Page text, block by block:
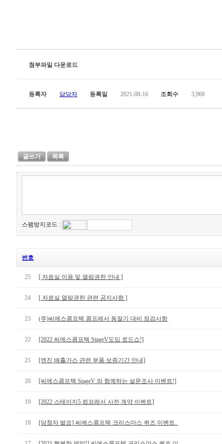
첨부파일 다운로드
등록자 담당자 등록일 2021-08-16 조회수 3,968
글쓰기 목록
스팸방지코드 :
번호
25 [ 자료실 이용 및 열람권한 안내 ]
24 [ 자료실 열람권한 관련 공지사항 ]
23 (주)씨에스콤프텍 콤프레서 동절기 대비 점검사항
22 [2022 씨에스콤프텍 StageV도입 로드쇼!]
21 [엔진 배출가스 관련 부품 보증기간 안내]
20 [씨에스콤프텍 StageV 와 함께하는 설문조사 이벤트!]
19 [2022 스테이지5 컴프레서 사전 계약 이벤트]
18 [당첨자 발표] 씨에스콤프텍 크리스마스 퀴즈 이벤트..